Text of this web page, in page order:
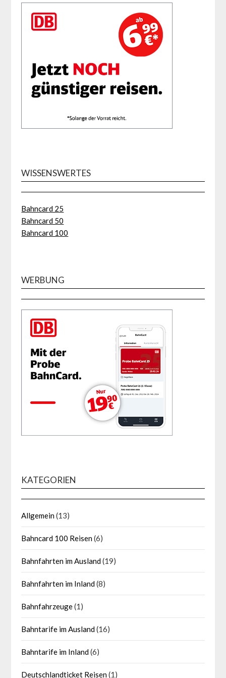
WISSENSWERTES
Bahncard 25
Bahncard 50
Bahncard 100
WERBUNG
KATEGORIEN
Allgemein(13)
Bahncard 100 Reisen(6)
Bahnfahrten im Ausland(19)
Bahnfahrten im Inland(8)
Bahnfahrzeuge(1)
Bahntarife im Ausland(16)
Bahntarife im Inland(6)
Deutschlandticket Reisen(1)